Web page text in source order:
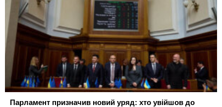
Парламент призначив новий уряд: хто увійшов до